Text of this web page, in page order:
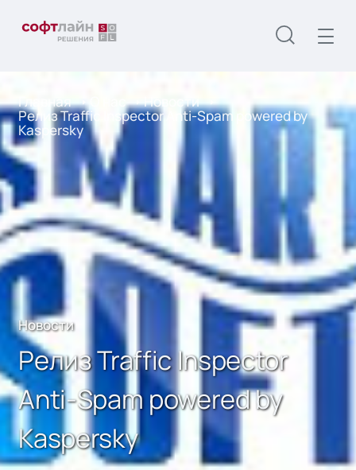
Главная О нас Новости
Релиз Traffic Inspector Anti-Spam powered by
Kaspersky
Новости
Релиз Traffic Inspector
Anti-Spam powered by
Kaspersky